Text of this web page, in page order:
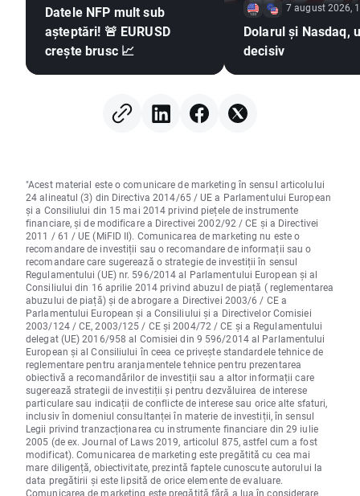
Datele NFP mult sub
așteptări! 🚨 EURUSD
crește brusc 📈
7 august 2026,
Dolarul și Nasdaq,
decisiv
"Acest material este o comunicare de marketing în sensul articolului
24 alineatul (3) din Directiva 2014/65 / UE a Parlamentului European
și a Consiliului din 15 mai 2014 privind piețele de instrumente
financiare, și de modificare a Directivei 2002/92 / CE și a Directivei
2011 / 61 / UE (MiFID II). Comunicarea de marketing nu este o
recomandare de investiții sau o recomandare de informații sau o
recomandare care sugerează o strategie de investiții în sensul
Regulamentului (UE) nr. 596/2014 al Parlamentului European și al
Consiliului din 16 aprilie 2014 privind abuzul de piață ( reglementarea
abuzului de piață) și de abrogare a Directivei 2003/6 / CE a
Parlamentului European și a Consiliului și a Directivelor Comisiei
2003/124 / CE, 2003/125 / CE și 2004/72 / CE și a Regulamentului
delegat (UE) 2016/958 al Comisiei din 9 596/2014 al Parlamentului
European și al Consiliului în ceea ce privește standardele tehnice de
reglementare pentru aranjamentele tehnice pentru prezentarea
obiectivă a recomandărilor de investiții sau a altor informații care
sugerează strategii de investiții și pentru dezvăluirea de interese
particulare sau indicații de conflicte de interese sau orice alte sfaturi,
inclusiv în domeniul consultanței în materie de investiții, în sensul
Legii privind tranzacționarea cu instrumente financiare din 29 iulie
2005 (de ex. Journal of Laws 2019, articolul 875, astfel cum a fost
modificat). Comunicarea de marketing este pregătită cu cea mai
mare diligență, obiectivitate, prezintă faptele cunoscute autorului la
data pregătirii și este lipsită de orice elemente de evaluare.
Comunicarea de marketing este pregătită fără a lua în considerare